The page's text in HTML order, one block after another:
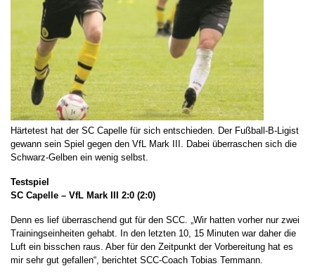
Härtetest hat der SC Capelle für sich entschieden. Der Fußball-B-Ligist
gewann sein Spiel gegen den VfL Mark III. Dabei überraschen sich die
Schwarz-Gelben ein wenig selbst.
Testspiel
SC Capelle – VfL Mark III 2:0 (2:0)
Denn es lief überraschend gut für den SCC. „Wir hatten vorher nur zwei
Trainingseinheiten gehabt. In den letzten 10, 15 Minuten war daher die
Luft ein bisschen raus. Aber für den Zeitpunkt der Vorbereitung hat es
mir sehr gut gefallen“, berichtet SCC-Coach Tobias Temmann.